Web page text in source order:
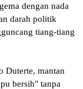
dengan nada
darah politik
tiang-tiang
Duterte, mantan
bersih" tanpa